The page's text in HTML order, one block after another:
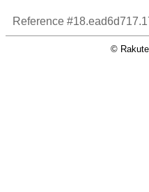
Reference
©